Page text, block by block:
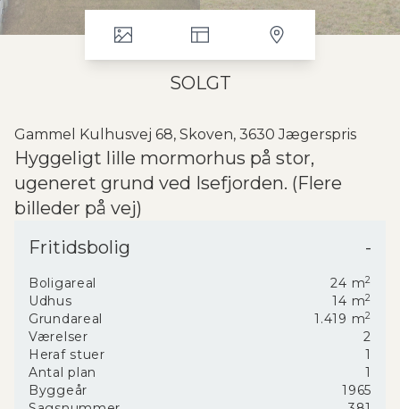
SOLGT
Gammel Kulhusvej 68, Skoven, 3630 Jægerspris
Hyggeligt lille mormorhus på stor,
ugeneret grund ved Isefjorden. (Flere
billeder på vej)
m²finder du dette charmerende lille sommerhus - et
Huset er opført i
bolig med
sommerhusstemning. Her får du et funktionelt lille
køkken, en hyggelig stue samt et soveværelse, der er
gode muligheder for feriedage og weekender.
Fra stuen er der udgang til en
. Der er tillige
enoverdækket terrasse
, hvor du har en god udsigt
Fritidsbolig -
Boligareal 24 m2
Udhus 14 m2
Grundareal 1.419 m2
Værelser
2
Heraf stuer
1
Antal plan
1
Byggeår
1965